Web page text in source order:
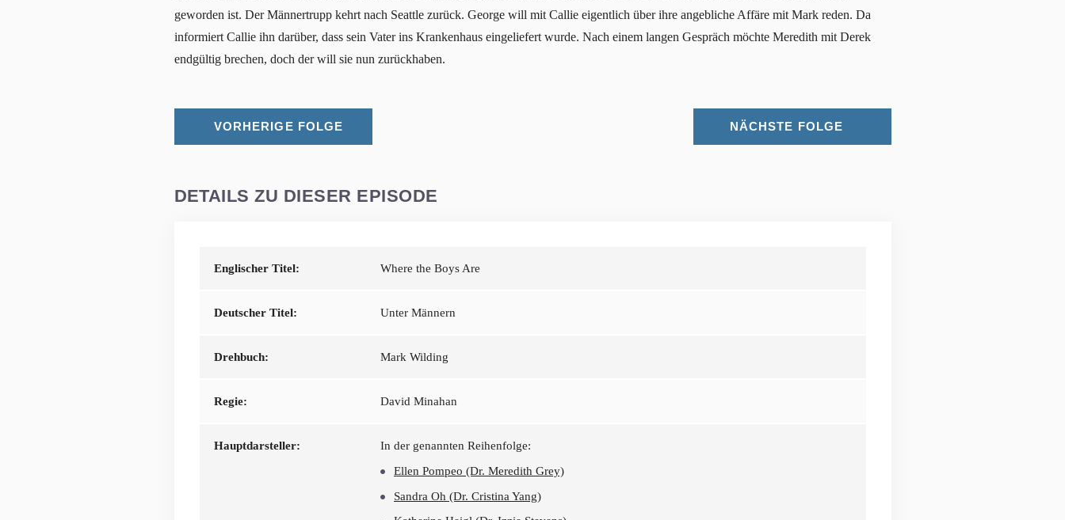
geworden ist. Der Männertrupp kehrt nach Seattle zurück. George will mit Callie eigentlich über ihre angebliche Affäre mit Mark reden. Da
informiert Callie ihn darüber, dass sein Vater ins Krankenhaus eingeliefert wurde. Nach einem langen Gespräch möchte Meredith mit Derek
endgültig brechen, doch der will sie nun zurückhaben.
VORHERIGE FOLGE NÄCHSTE FOLGE
DETAILS ZU DIESER EPISODE
Englischer Titel: Where the Boys Are
Deutscher Titel: Unter Männern
Drehbuch: Mark Wilding
Regie: David Minahan
Hauptdarsteller:
In der genannten Reihenfolge:
Ellen Pompeo (Dr. Meredith Grey)
Sandra Oh (Dr. Cristina Yang)